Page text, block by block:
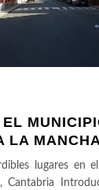
LA
lugares en
Cantabria